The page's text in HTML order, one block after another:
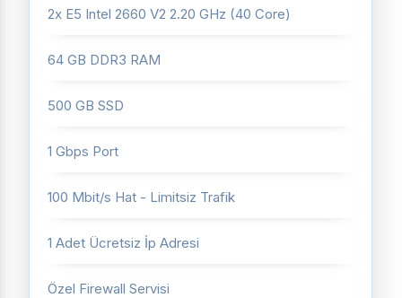
2x E5 Intel 2660 V2 2.20 GHz (40 Core)
64 GB DDR3 RAM
500 GB SSD
1 Gbps Port
100 Mbit/s Hat - Limitsiz Trafik
1 Adet Ücretsiz İp Adresi
Özel Firewall Servisi